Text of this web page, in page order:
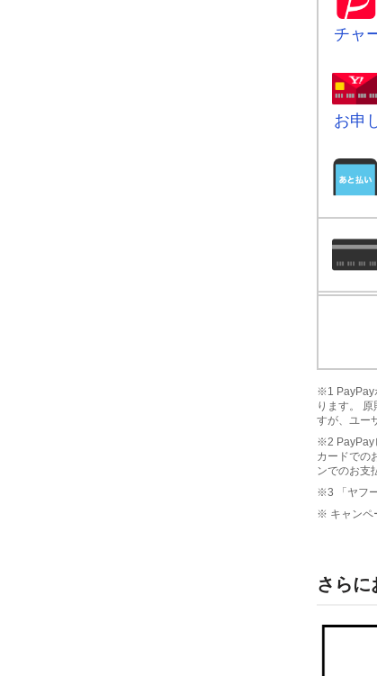
チャ
お申
※1 PayPay
ります。
すが、ユー
※2 PayPay
カードでの
ンでのお支
※3 「ヤフ
※ キャンペ
さらに